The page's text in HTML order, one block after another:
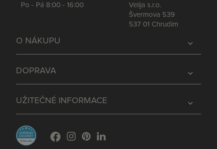
Po - Pá 8:00 - 16:00
Velija s.r.o.
Švermova 539
537 01 Chrudim
expand_more
O NÁKUPU
expand_more
DOPRAVA
expand_more
UŽITEČNÉ INFORMACE